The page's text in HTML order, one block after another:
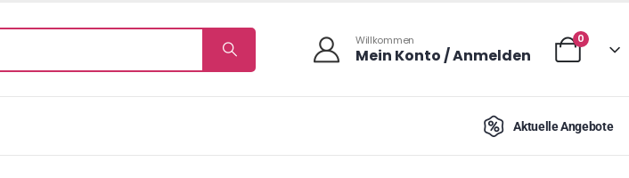
Willkommen
Mein Konto / Anmelden
0
Aktuelle Angebote